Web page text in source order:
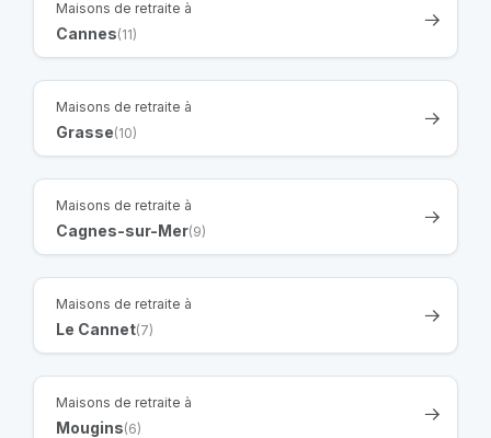
Maisons de retraite à
Cannes(11)
Maisons de retraite à
Grasse(10)
Maisons de retraite à
Cagnes-sur-Mer(9)
Maisons de retraite à
Le Cannet(7)
Maisons de retraite à
Mougins(6)